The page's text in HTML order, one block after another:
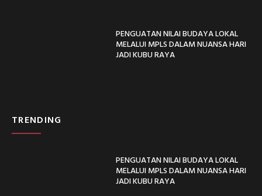
PENGUATAN NILAI BUDAYA LOKAL
MELALUI MPLS DALAM NUANSA HARI
JADI KUBU RAYA
TRENDING
PENGUATAN NILAI BUDAYA LOKAL
MELALUI MPLS DALAM NUANSA HARI
JADI KUBU RAYA